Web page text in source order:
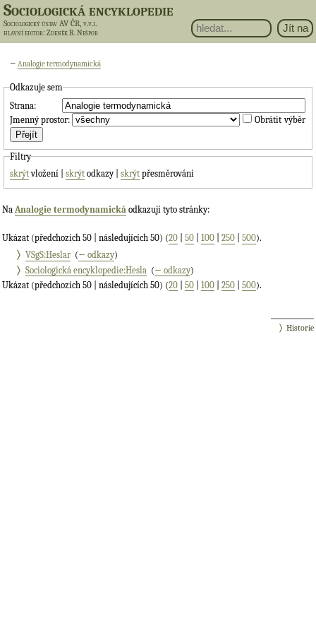
Sociologická encyklopedie
Sociologický ústav AV ČR, v.v.i.
hlavní editor: Zdeněk R. Nešpor
←Analogie termodynamická
Odkazuje sem
Strana:
Jmenný prostor:
Obrátit výběr
Filtry
skrýtvložení |skrýt odkazy |skrýt přesměrování
Na Analogie termodynamická odkazují tyto stránky:
Ukázat (předchozích 50 | následujících 50) (20 50 100 250 500).
VSgS:Heslar (← odkazy)
Sociologická encyklopedie:Hesla (← odkazy)
Ukázat (předchozích 50 | následujících 50) (20 50 100 250 500).
Historie